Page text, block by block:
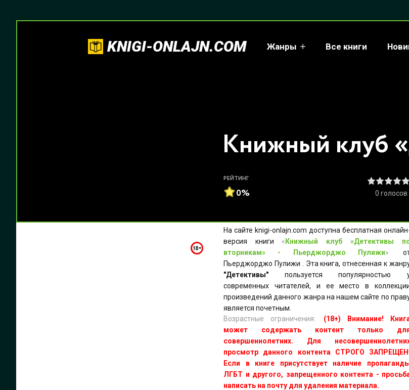
KNIGI-ONLAJN.COM Жанры Все книги
РЕЙТИНГ
0% 0 голосов
На сайте knigi-onlajn.com доступна бесплатная
версия книги « Книжный клуб «Детективы
вторникам» - Пьерджорджо Пулижи»
Пьерджорджо Пулижи . Эта книга, отнесенная к
"Детективы" пользуется популярностью
современных читателей, и ее место в
произведений данного жанра на нашем сайте по
является почетным.
Возрастные ограничения:
(18+) Внимание!
может содержать контент только
совершеннолетних. Для
просмотр данного контента СТРОГО
Если в книге присутствует наличие
ЛГБТ и другого, запрещенного контента -
написать на почту для удаления материала.